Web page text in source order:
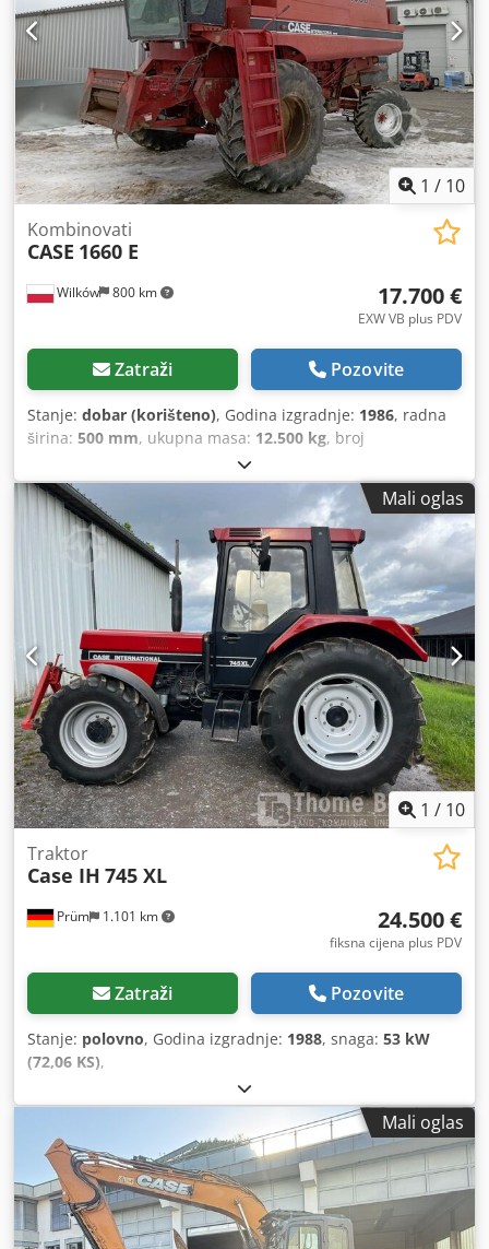
1 / 10
Wilków 800 km
Kombinovati
CASE 1660 E
17.700 €
EXW VB plus PDV
Zatraži Pozovite
Stanje: dobar (korišteno), Godina izgradnje: 1986, radna
širina: 500 mm, ukupna masa: 12.500 kg, broj
Mali oglas
1 / 10
Prüm 1.101 km
Traktor
Case IH 745 XL
24.500 €
fiksna cijena plus PDV
Zatraži Pozovite
Stanje: polovno, Godina izgradnje: 1988, snaga: 53 kW
(72,06 KS),
Mali oglas